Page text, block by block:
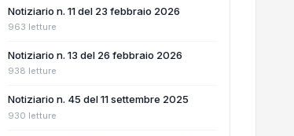
Notiziario n. 11 del 23 febbraio 2026
963 letture
Notiziario n. 13 del 26 febbraio 2026
938 letture
Notiziario n. 45 del 11 settembre 2025
930 letture